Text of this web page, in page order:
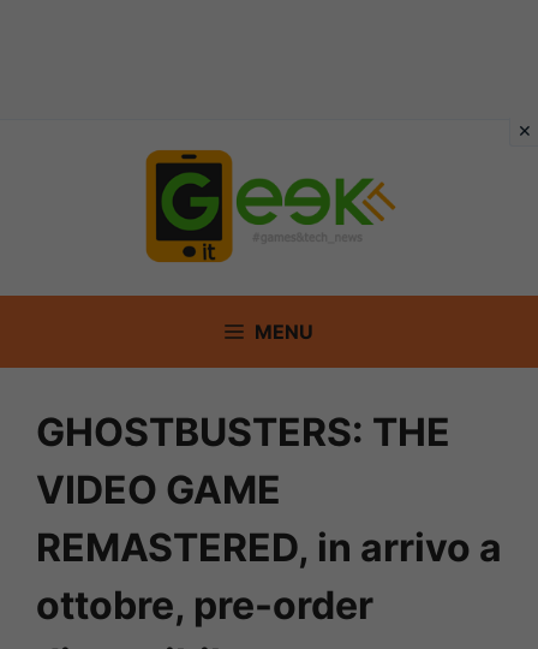
MENU
GHOSTBUSTERS: THE
VIDEO GAME
REMASTERED, in arrivo a
ottobre, pre-order